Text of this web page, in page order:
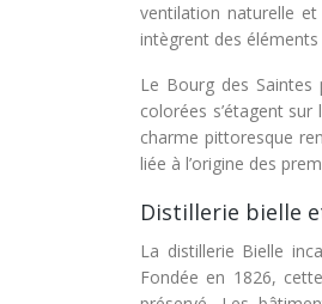
ventilation naturelle
intègrent des
Le Bourg des Saintes
colorées s’étagent
charme pittoresque
liée à l’origine des
Distillerie bielle
La distillerie Bielle
Fondée en 1826,